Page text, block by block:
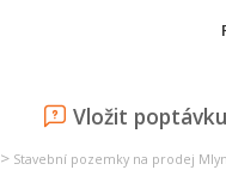
Vložit poptávku
> Stavební pozemky na prodej